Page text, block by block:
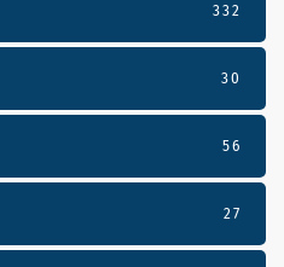
332
30
56
27